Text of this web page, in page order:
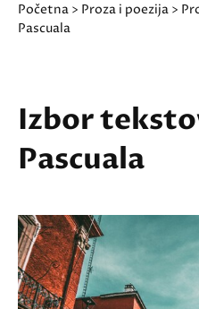
Početna > Proza i poezija >
Pascuala
Izbor
Pascuala